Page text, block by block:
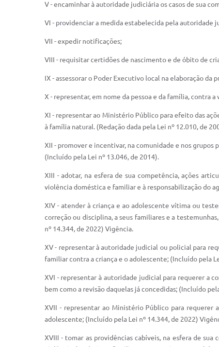
V - encaminhar à autoridade judiciária os casos de sua
VI - providenciar a medida estabelecida pela autoridade
VII - expedir notificações;
VIII - requisitar certidões de nascimento e de óbito de
IX - assessorar o Poder Executivo local na elaboração
X - representar, em nome da pessoa e da família, contra
XI - representar ao Ministério Público para efeito das
à família natural. (Redação dada pela Lei nº 12.010, de
XII - promover e incentivar, na comunidade e nos
(Incluído pela Lei nº 13.046, de 2014).
XIII - adotar, na esfera de sua competência, ações
violência doméstica e familiar e à responsabilização do
XIV - atender à criança e ao adolescente vítima ou
correção ou disciplina, a seus familiares e a
nº 14.344, de 2022) Vigência.
XV - representar à autoridade judicial ou policial para
familiar contra a criança e o adolescente; (Incluído pela
XVI - representar à autoridade judicial para requerer a
bem como a revisão daquelas já concedidas; (Incluído
XVII - representar ao Ministério Público para requerer
adolescente; (Incluído pela Lei nº 14.344, de 2022)
XVIII - tomar as providências cabíveis, na esfera de